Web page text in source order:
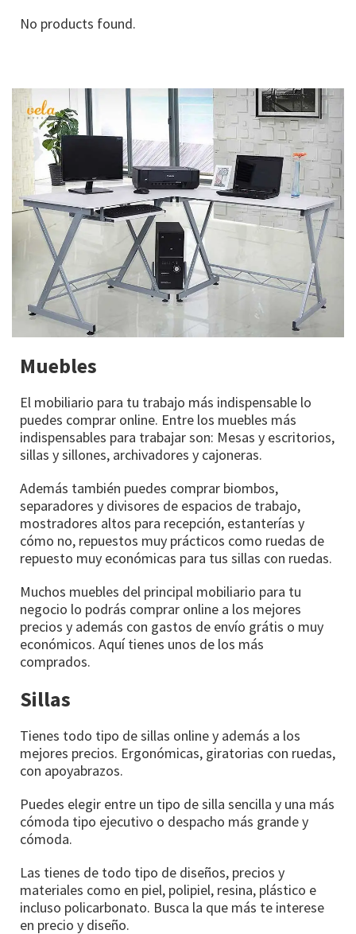
No products found.
Muebles
El mobiliario para tu trabajo más indispensable lo
puedes comprar online. Entre los muebles más
indispensables para trabajar son: Mesas y escritorios,
sillas y sillones, archivadores y cajoneras.
Además también puedes comprar biombos,
separadores y divisores de espacios de trabajo,
mostradores altos para recepción, estanterías y
cómo no, repuestos muy prácticos como ruedas de
repuesto muy económicas para tus sillas con ruedas.
Muchos muebles del principal mobiliario para tu
negocio lo podrás comprar online a los mejores
precios y además con gastos de envío grátis o muy
económicos. Aquí tienes unos de los más
comprados.
Sillas
Tienes todo tipo de sillas online y además a los
mejores precios. Ergonómicas, giratorias con ruedas,
con apoyabrazos.
Puedes elegir entre un tipo de silla sencilla y una más
cómoda tipo ejecutivo o despacho más grande y
cómoda.
Las tienes de todo tipo de diseños, precios y
materiales como en piel, polipiel, resina, plástico e
incluso policarbonato. Busca la que más te interese
en precio y diseño.